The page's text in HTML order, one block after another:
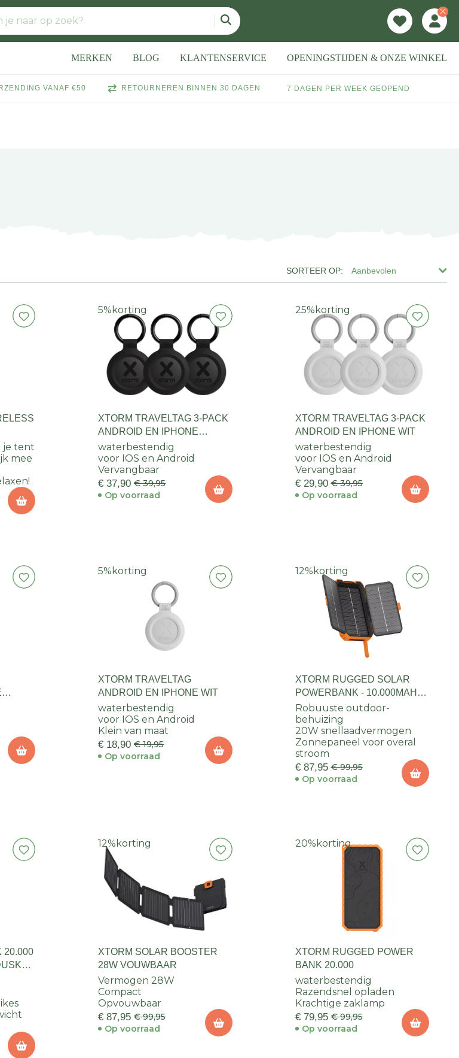
MERKEN BLOG KLANTENSERVICE OPENINGSTIJDEN & ONZE WINKEL
VANAF €50 RETOURNEREN BINNEN 30 DAGEN 7 DAGEN PER WEEK GEOPEND
Aanbevolen
je tent
mee
5% korting
XTORM TRAVELTAG 3-PACK
ANDROID EN IPHONE
ZWART
waterbestendig
voor IOS en Android
Vervangbaar
€ 37,90 € 39,95
Op voorraad
25% korting
XTORM TRAVELTAG 3-PACK
ANDROID EN IPHONE WIT
waterbestendig
voor IOS en Android
Vervangbaar
€ 29,90 € 39,95
Op voorraad
5% korting
XTORM TRAVELTAG
ANDROID EN IPHONE WIT
waterbestendig
voor IOS en Android
Klein van maat
€ 18,90 € 19,95
Op voorraad
12% korting
XTORM RUGGED SOLAR
POWERBANK - 10.000MAH
-20W
Robuuste outdoor-
behuizing
20W snellaadvermogen
Zonnepaneel voor overal
stroom
€ 87,95 € 99,95
Op voorraad
20.000
12% korting
XTORM SOLAR BOOSTER
28W VOUWBAAR
Vermogen 28W
Compact
Opvouwbaar
€ 87,95 € 99,95
Op voorraad
20% korting
XTORM RUGGED POWER
BANK 20.000
waterbestendig
Razendsnel opladen
Krachtige zaklamp
€ 79,95 € 99,95
Op voorraad